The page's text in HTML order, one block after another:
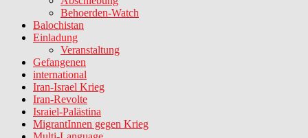
Behoerden-Watch
Balochistan
Einladung
Veranstaltung
Gefangenen
international
Iran-Israel Krieg
Iran-Revolte
Israiel-Palästina
MigrantInnen gegen Krieg